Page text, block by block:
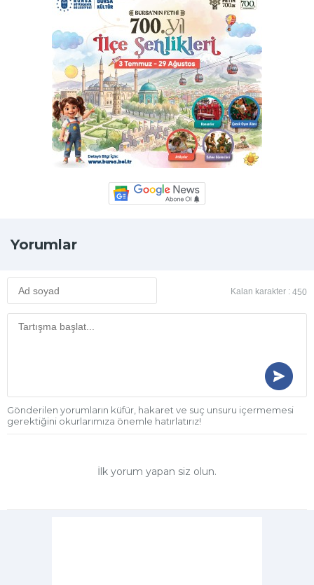
Yorumlar
Kalan karakter : 450
Gönderilen yorumların küfür, hakaret ve suç unsuru içermemesi
gerektiğini okurlarımıza önemle hatırlatırız!
İlk yorum yapan siz olun.